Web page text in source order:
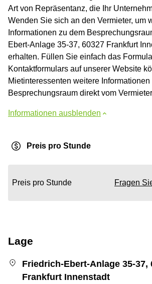
Art von Repräsentanz, die Ihr
Wenden Sie sich an den Vermieter, um
Informationen zu dem
Ebert-Anlage 35-37, 60327 Frankfurt
erhalten. Füllen Sie einfach das
Kontaktformulars auf unserer Website
Mietinteressenten weitere Informationen
Besprechungsraum direkt vom
Informationen ausblenden
Preis pro Stunde
Preis pro Stunde Fragen
Lage
Friedrich-Ebert-Anlage 35-37,
Frankfurt Innenstadt